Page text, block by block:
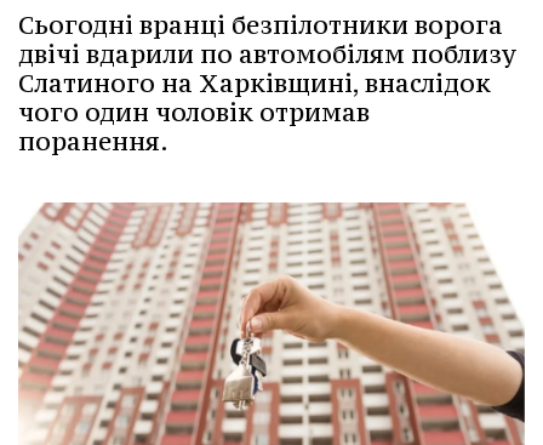
Сьогодні вранці безпілотники ворога
двічі вдарили по автомобілям поблизу
Слатиного на Харківщині, внаслідок
чого один чоловік отримав
поранення.